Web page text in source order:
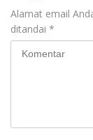
Alamat email
ditandai *